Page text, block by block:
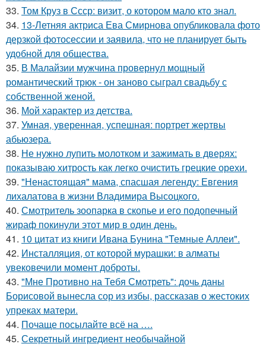
33. Том Круз в Ссср: визит, о котором мало кто знал.
34. 13-Летняя актриса Ева Смирнова опубликовала фото
дерзкой фотосессии и заявила, что не планирует быть
удобной для общества.
35. В Малайзии мужчина провернул мощный
романтический трюк - он заново сыграл свадьбу с
собственной женой.
36. Мой характер из детства.
37. Умная, уверенная, успешная: портрет жертвы
абьюзера.
38. Не нужно лупить молотком и зажимать в дверях:
показываю хитрость как легко очистить грецкие орехи.
39. "Ненастоящая" мама, спасшая легенду: Евгения
лихалатова в жизни Владимира Высоцкого.
40. Смотритель зоопарка в скопье и его подопечный
жираф покинули этот мир в один день.
41. 10 цитат из книги Ивана Бунина "Темные Аллеи".
42. Инсталляция, от которой мурашки: в алматы
увековечили момент доброты.
43. "Мне Противно на Тебя Смотреть": дочь даны
Борисовой вынесла сор из избы, рассказав о жестоких
упреках матери.
44. Почаще посылайте всё на ….
45. Секретный ингредиент необычайной